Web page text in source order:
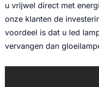
u vrijwel direct met
onze klanten de
voordeel is dat u led
vervangen dan